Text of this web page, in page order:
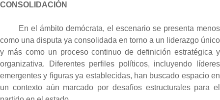
CONSOLIDACIÓN
En el ámbito demócrata, el escenario se presenta menos
como una disputa ya consolidada en torno a un liderazgo único
y más como un proceso continuo de definición estratégica y
organizativa. Diferentes perfiles políticos, incluyendo líderes
emergentes y figuras ya establecidas, han buscado espacio en
un contexto aún marcado por desafíos estructurales para el